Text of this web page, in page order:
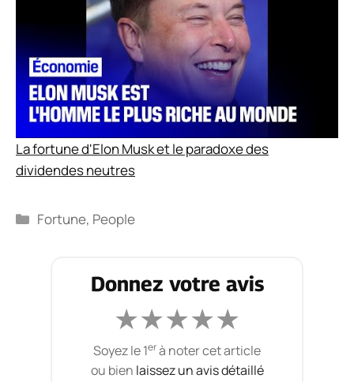
La fortune d'Elon Musk et le paradoxe des
dividendes neutres
Catégories
Fortune, People
Donnez votre avis
★★★★★
Soyez le 1erà noter cet article
ou bien laissez un avis détaillé